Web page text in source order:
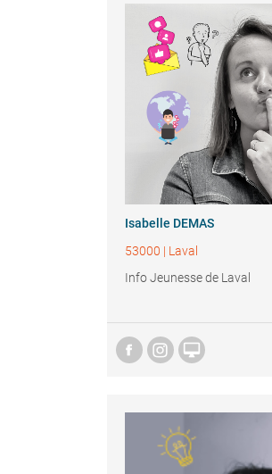
Isabelle DEMAS
53000 | Laval
Info Jeunesse de Laval
